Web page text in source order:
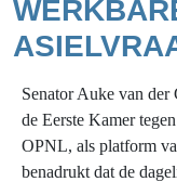
Senator Auke van
de Eerste Kamer
OPNL, als platform
benadrukt dat de